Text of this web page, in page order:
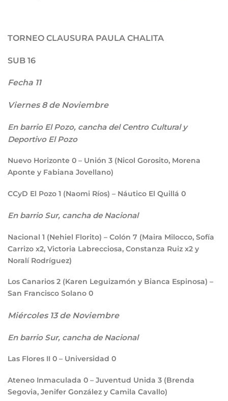
TORNEO CLAUSURA PAULA CHALITA
SUB 16
Fecha 11
Viernes 8 de Noviembre
En barrio El Pozo, cancha del Centro Cultural y
Deportivo El Pozo
Nuevo Horizonte 0 – Unión 3 (Nicol Gorosito, Morena
Aponte y Fabiana Jovellano)
CCyD El Pozo 1 (Naomi Ríos) – Náutico El Quillá 0
En barrio Sur, cancha de Nacional
Nacional 1 (Nehiel Florito) – Colón 7 (Maira Milocco, Sofía
Carrizo x2, Victoria Labrecciosa, Constanza Ruiz x2 y
Noralí Rodríguez)
Los Canarios 2 (Karen Leguizamón y Bianca Espinosa) –
San Francisco Solano 0
Miércoles 13 de Noviembre
En barrio Sur, cancha de Nacional
Las Flores II 0 – Universidad 0
Ateneo Inmaculada 0 – Juventud Unida 3 (Brenda
Segovia, Jenifer González y Camila Cavallo)